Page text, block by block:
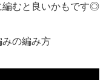
編むと良いかもです◎
の編み方